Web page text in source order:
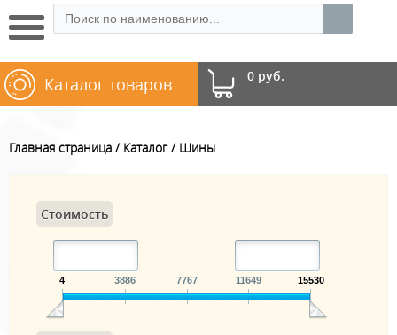
0 руб.
Каталог товаров
Главная страница Каталог Шины
Стоимость
4 3886 7767 11649 15530